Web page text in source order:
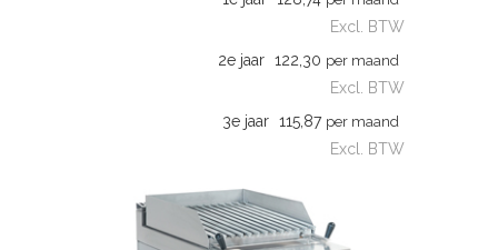
Excl. BTW
2e jaar 122,30 per maand
Excl. BTW
3e jaar 115,87 per maand
Excl. BTW